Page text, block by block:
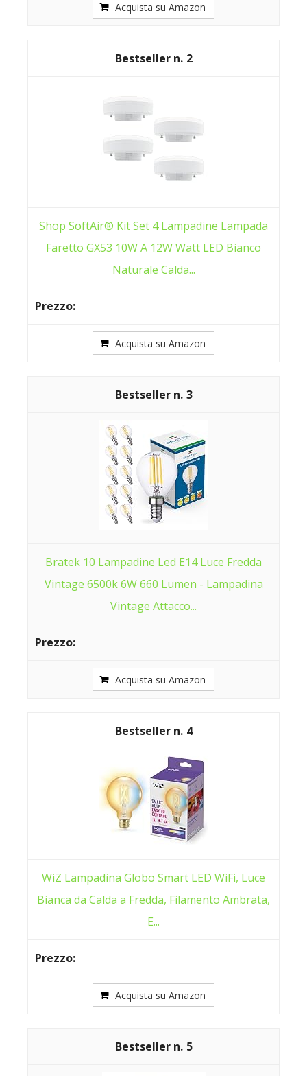
Acquista su Amazon
2
Shop SoftAir® Kit Set 4 Lampadine Lampada
Faretto GX53 10W A 12W Watt LED Bianco
Naturale Calda...
Acquista su Amazon
3
Bratek 10 Lampadine Led E14 Luce Fredda
Vintage 6500k 6W 660 Lumen - Lampadina
Vintage Attacco...
Acquista su Amazon
4
WiZ Lampadina Globo Smart LED WiFi, Luce
Bianca da Calda a Fredda, Filamento Ambrata,
E...
Acquista su Amazon
5